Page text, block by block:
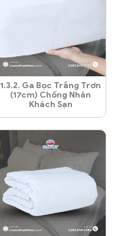
1.3.2. Ga Bọc Trắng Trơn
(17cm) Chống Nhăn
Khách Sạn